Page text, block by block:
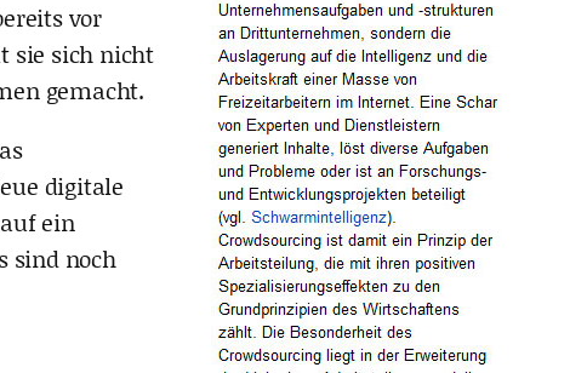
vor
sie sich nicht
gemacht.
digitale
ein
sind noch